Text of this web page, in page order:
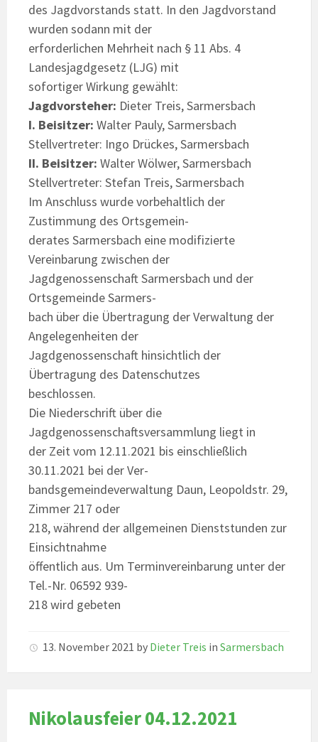
des Jagdvorstands statt. In den Jagdvorstand
wurden sodann mit der
erforderlichen Mehrheit nach § 11 Abs. 4
Landesjagdgesetz (LJG) mit
sofortiger Wirkung gewählt:
Jagdvorsteher: Dieter Treis, Sarmersbach
I. Beisitzer: Walter Pauly, Sarmersbach
Stellvertreter: Ingo Drückes, Sarmersbach
II. Beisitzer: Walter Wölwer, Sarmersbach
Stellvertreter: Stefan Treis, Sarmersbach
Im Anschluss wurde vorbehaltlich der
Zustimmung des Ortsgemein-
derates Sarmersbach eine modifizierte
Vereinbarung zwischen der
Jagdgenossenschaft Sarmersbach und der
Ortsgemeinde Sarmers-
bach über die Übertragung der Verwaltung der
Angelegenheiten der
Jagdgenossenschaft hinsichtlich der
Übertragung des Datenschutzes
beschlossen.
Die Niederschrift über die
Jagdgenossenschaftsversammlung liegt in
der Zeit vom 12.11.2021 bis einschließlich
30.11.2021 bei der Ver-
bandsgemeindeverwaltung Daun, Leopoldstr. 29,
Zimmer 217 oder
218, während der allgemeinen Dienststunden zur
Einsichtnahme
öffentlich aus. Um Terminvereinbarung unter der
Tel.-Nr. 06592 939-
218 wird gebeten
13. November 2021 by Dieter Treis in Sarmersbach
Nikolausfeier 04.12.2021